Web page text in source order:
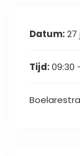
Datum:27
Tijd:09:30